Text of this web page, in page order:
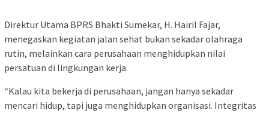
Direktur Utama BPRS Bhakti Sumekar, H. Hairil Fajar,
menegaskan kegiatan jalan sehat bukan sekadar olahraga
rutin, melainkan cara perusahaan menghidupkan nilai
persatuan di lingkungan kerja.
“Kalau kita bekerja di perusahaan, jangan hanya sekadar
mencari hidup, tapi juga menghidupkan organisasi. Integritas